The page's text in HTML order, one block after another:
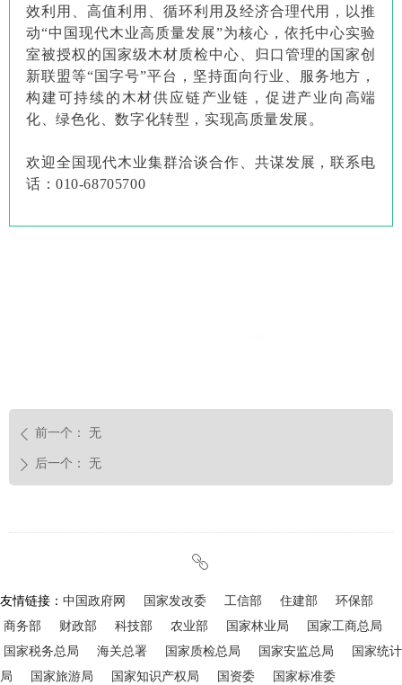
效利用、高值利用、循环利用及经济合理代用，以推
动“中国现代木业高质量发展”为核心，依托中心实验
室被授权的国家级木材质检中心、归口管理的国家创
新联盟等“国字号”平台，坚持面向行业、服务地方，
构建可持续的木材供应链产业链，促进产业向高端
化、绿色化、数字化转型，实现高质量发展。
欢迎全国现代木业集群洽谈合作、共谋发展，联系电
话：010-68705700
ꄴ 前一个： 无
ꄲ 后一个： 无
友情链接： 中国政府网 国家发改委 工信部 住建部
环保部
商务部
财政部 科技部 农业部 国家林业局
国家工商总局
国家税务总局
海关总署 国家质检总局 国家安监总局
国家统计
局
国家旅游局 国家知识产权局 国资委 国家标准委
ꁓ